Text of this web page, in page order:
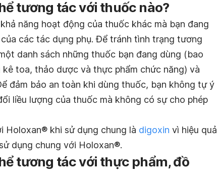
tương tác với thuốc nào?
năng hoạt động của thuốc khác mà bạn đang
các tác dụng phụ. Để tránh tình trạng tương
danh sách những thuốc bạn đang dùng (bao
toa, thảo dược và thực phẩm chức năng) và
đảm bảo an toàn khi dùng thuốc, bạn không tự ý
liều lượng của thuốc mà không có sự cho phép
khi sử dụng chung là digoxin vì hiệu quả
dụng chung với Holoxan®.
tương tác với thực phẩm, đồ